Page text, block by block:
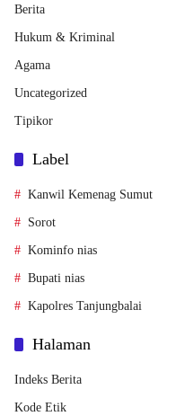
Berita
Hukum & Kriminal
Agama
Uncategorized
Tipikor
Label
Kanwil Kemenag Sumut
Sorot
Kominfo nias
Bupati nias
Kapolres Tanjungbalai
Halaman
Indeks Berita
Kode Etik